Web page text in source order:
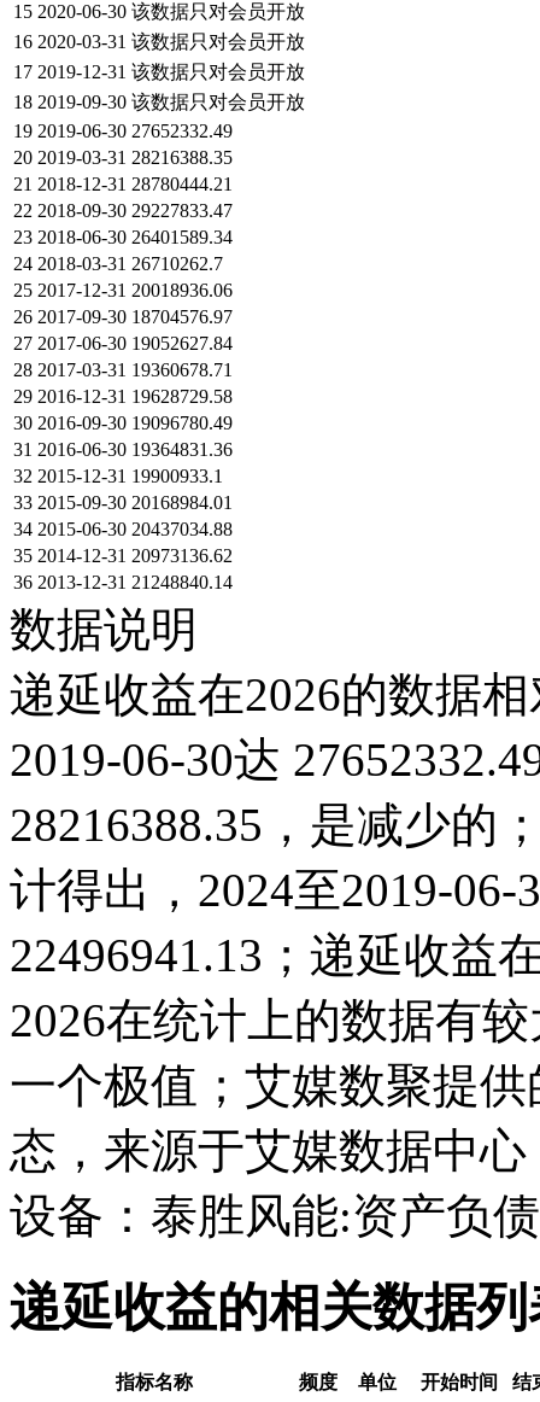
15 2020-06-30 该数据只对会员开放
16 2020-03-31 该数据只对会员开放
17 2019-12-31 该数据只对会员开放
18 2019-09-30 该数据只对会员开放
19 2019-06-30 27652332.49
20 2019-03-31 28216388.35
21 2018-12-31 28780444.21
22 2018-09-30 29227833.47
23 2018-06-30 26401589.34
24 2018-03-31 26710262.7
25 2017-12-31 20018936.06
26 2017-09-30 18704576.97
27 2017-06-30 19052627.84
28 2017-03-31 19360678.71
29 2016-12-31 19628729.58
30 2016-09-30 19096780.49
31 2016-06-30 19364831.36
32 2015-12-31 19900933.1
33 2015-09-30 20168984.01
34 2015-06-30 20437034.88
35 2014-12-31 20973136.62
36 2013-12-31 21248840.14
数据说明
递延收益在2026的数据
2019-06-30达
28216388.35，是减少的
计得出，2024至2019-
22496941.13；递延收益
2026在统计上的数据有
一个极值；艾媒数聚提
态，来源于艾媒数据中
设备：泰胜风能:资产负
递延收益的相关数据列
指标名称 频度 单位 开始时间
结